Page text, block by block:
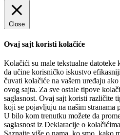
Close
Ovaj sajt koristi kolačiće
Kolačići su male tekstualne
da učine korisničko iskustvo
čuvati kolačiće na vašem uređaju
ovog sajta. Za sve ostale tipove
saglasnost. Ovaj sajt koristi različite
koji se pojavljuju na našim stranama
U bilo kom trenutku možete da
saglasnost iz Deklaracije o
Saznajte više o nama, ko smo, kako